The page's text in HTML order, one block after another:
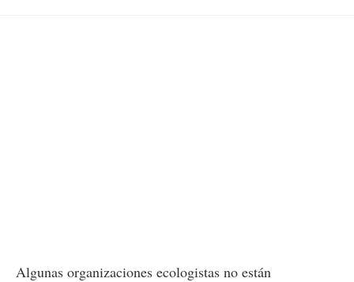
Algunas organizaciones ecologistas no están